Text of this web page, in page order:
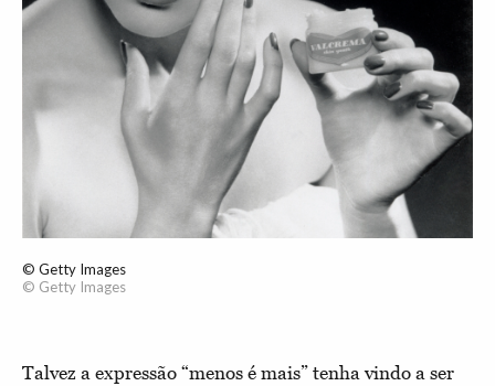
© Getty Images
© Getty Images
Talvez a expressão “menos é mais” tenha vindo a ser